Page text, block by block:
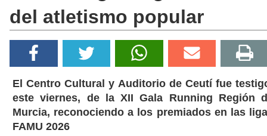
del atletismo popular
El Centro Cultural y Auditorio de Ceutí fue
este viernes, de la XII Gala Running Región
Murcia, reconociendo a los premiados en las
FAMU 2026